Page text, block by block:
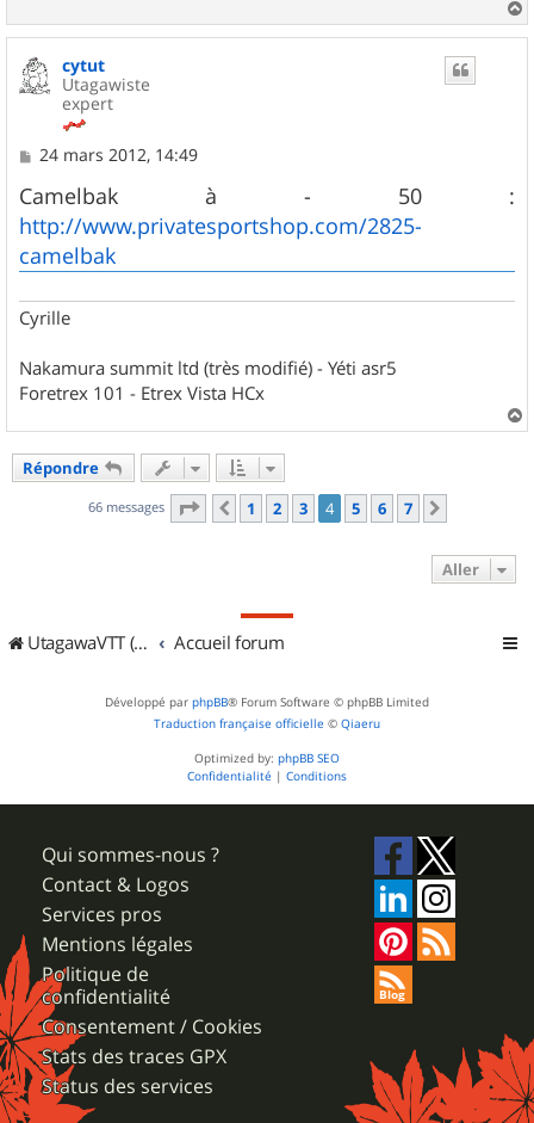
a
cytut
Utagawiste
expert
M
s
s
a
g
e
24 mars 2012, 14:49
Camelbak à - 50 :
http://www.privatesportshop.com/2825-
camelbak
Cyrille
Nakamura summit ltd (très modifié) - Yéti asr5
Foretrex 101 - Etrex Vista HCx
a
Répondre
66 messages Page 4sur7
Précédent
1 2 3 4 5 6 7
Aller
UtagawaVTT (Randos VTT et VTTAE avec traces GPS) Accueil forum
Développé par phpBB® Forum Software © phpBB Limited
Traduction française officielle © Qiaeru
Optimized by: phpBB SEO
Confidentialité | Conditions
Qui sommes-nous ?
Contact & Logos
Services pros
Mentions légales
Politique de
confidentialité
Consentement / Cookies
Stats des traces GPX
Status des services